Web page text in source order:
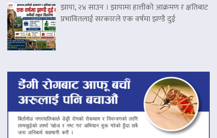
झापा, २४ साउन । झापामा हात्तीको आक्रमण र क्षतिबाट
प्रभावितलाई सरकारले एक वर्षमा झण्डै दुई